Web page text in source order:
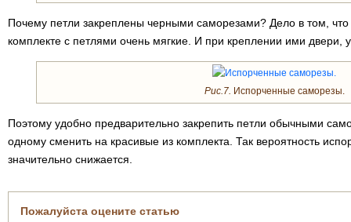
Почему петли закреплены черными саморезами? Дело в том, что
комплекте с петлями очень мягкие. И при креплении ими двери,
Рис.7. Испорченные саморезы.
Поэтому удобно предварительно закрепить петли обычными
одному сменить на красивые из комплекта. Так вероятность
значительно снижается.
Пожалуйста оцените статью